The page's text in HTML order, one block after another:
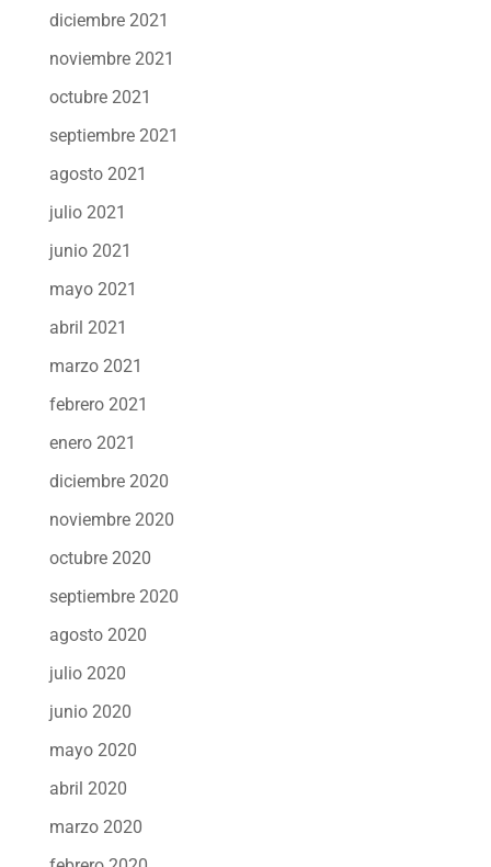
diciembre 2021
noviembre 2021
octubre 2021
septiembre 2021
agosto 2021
julio 2021
junio 2021
mayo 2021
abril 2021
marzo 2021
febrero 2021
enero 2021
diciembre 2020
noviembre 2020
octubre 2020
septiembre 2020
agosto 2020
julio 2020
junio 2020
mayo 2020
abril 2020
marzo 2020